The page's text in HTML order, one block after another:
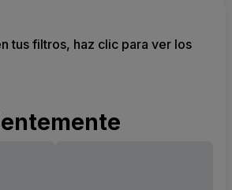
tus filtros, haz clic para ver los